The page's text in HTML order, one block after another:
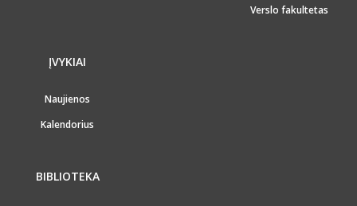
Verslo fakultetas
ĮVYKIAI
Naujienos
Kalendorius
BIBLIOTEKA